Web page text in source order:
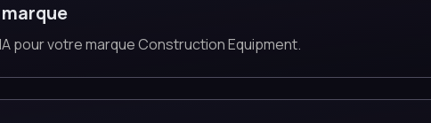
pour votre marque Construction Equipment.